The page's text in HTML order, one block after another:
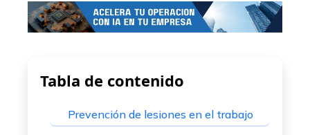
Tabla de contenido
Prevención de lesiones en el trabajo